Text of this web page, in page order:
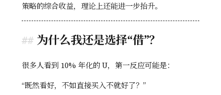
策略的综合收益，理论上还能进一步抬升。
为什么我还是选择“借”？
很多人看到 10% 年化的 U，第一反应可能是：
“既然看好，不如直接买入不就好了？”